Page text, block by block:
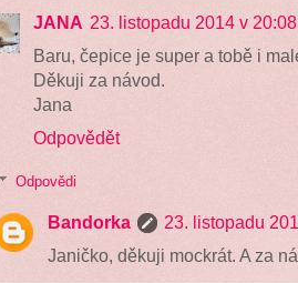
JANA 23. listopadu 2014 v 20:08
Baru, čepice je super a tobě i
Děkuji za návod.
Jana
Odpovědět
Odpovědi
Bandorka
23. listopadu
Janičko, děkuji mockrát. A za